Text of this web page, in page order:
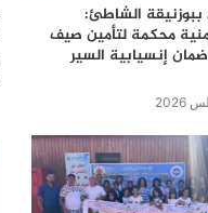
ببوزنيقة الشاطئ:
محكمة لتأمين صيف
إنسيابية السير